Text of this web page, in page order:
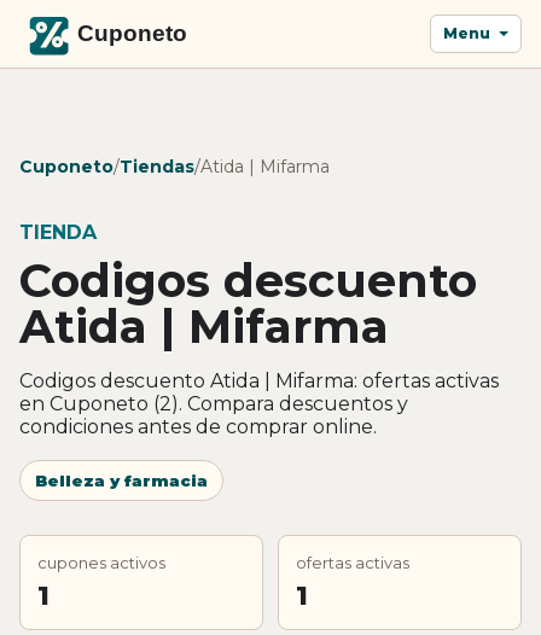
Menu
Cuponeto/Tiendas/Atida | Mifarma
TIENDA
Codigos descuento
Atida | Mifarma
Codigos descuento Atida | Mifarma: ofertas activas
en Cuponeto (2). Compara descuentos y
condiciones antes de comprar online.
Belleza y farmacia
cupones activos
1
ofertas activas
1